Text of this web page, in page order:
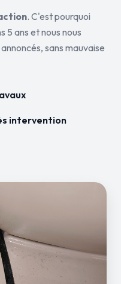
. C'est pourquoi
5 ans et nous nous
sans mauvaise
intervention